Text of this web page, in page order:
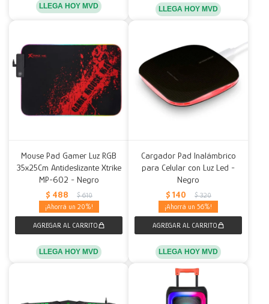
LLEGA HOY MVD LLEGA HOY MVD
Mouse Pad Gamer Luz RGB
35x25Cm Antideslizante Xtrike
MP-602 - Negro
$ 488 $ 610
20
LLEGA HOY MVD
Cargador Pad Inalámbrico
para Celular con Luz Led -
Negro
$ 140 $ 320
56
LLEGA HOY MVD